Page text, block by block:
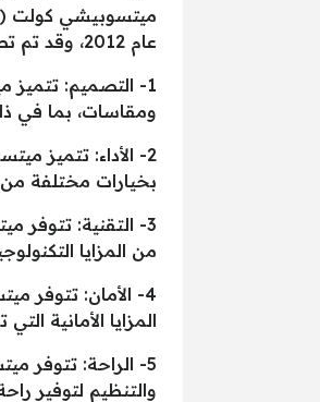
عام 2012، وقد تم تصميمها لتكون سيارة عملية واقتصادية في استهلاك الوقود. ومن بين مواصفات ميتسوبيشي كولت المميزة يمكن ذكر ما يلي:
1- التصميم:
ومقاسات، بما في
2- الأداء: تتميز
بخيارات مختلفة
من المزايا
المزايا الأمانية
5- الراحة: تتوفر
والتنظيم لتوفير